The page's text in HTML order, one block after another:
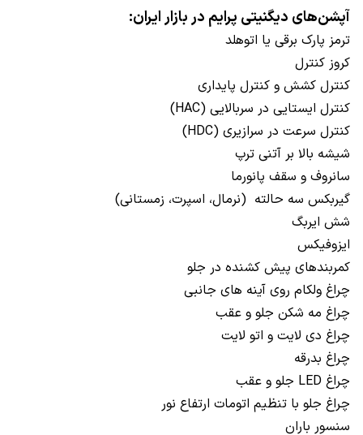
آپشن‌های دیگنیتی پرایم در بازار ایران:
ترمز پارک برقی یا اتوهلد
کروز کنترل
کنترل کشش و کنترل پایداری
کنترل ایستایی در سربالایی (HAC)
کنترل سرعت در سرازیری (HDC)
شیشه بالا بر آتنی ترپ
سانروف و سقف پانورما
گیربکس سه حالته (نرمال، اسپرت، زمستانی)
شش ایربگ
ایزوفیکس
کمربندهای پیش کشنده در جلو
چراغ ولکام روی آینه های جانبی
چراغ مه شکن جلو و عقب
چراغ دی لایت و اتو لایت
چراغ بدرقه
چراغ LED جلو و عقب
چراغ جلو با تنظیم اتومات ارتفاع نور
سنسور باران